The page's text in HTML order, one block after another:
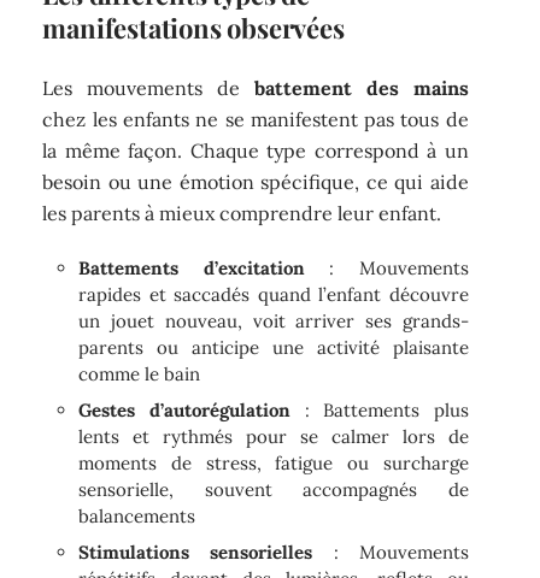
manifestations observées
Les mouvements de battement des mains
chez les enfants ne se manifestent pas tous de
la même façon. Chaque type correspond à un
besoin ou une émotion spécifique, ce qui aide
les parents à mieux comprendre leur enfant.
Battements d’excitation: Mouvements
rapides et saccadés quand l’enfant découvre
un jouet nouveau, voit arriver ses grands-
parents ou anticipe une activité plaisante
comme le bain
Gestes d’autorégulation: Battements plus
lents et rythmés pour se calmer lors de
moments de stress, fatigue ou surcharge
sensorielle, souvent accompagnés de
balancements
Stimulations sensorielles : Mouvements